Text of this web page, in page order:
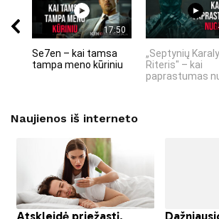
17:50
Se7en – kai tamsa
tampa meno kūriniu
„Septynių
Riteris" – kai
paprastumas
Naujienos iš interneto